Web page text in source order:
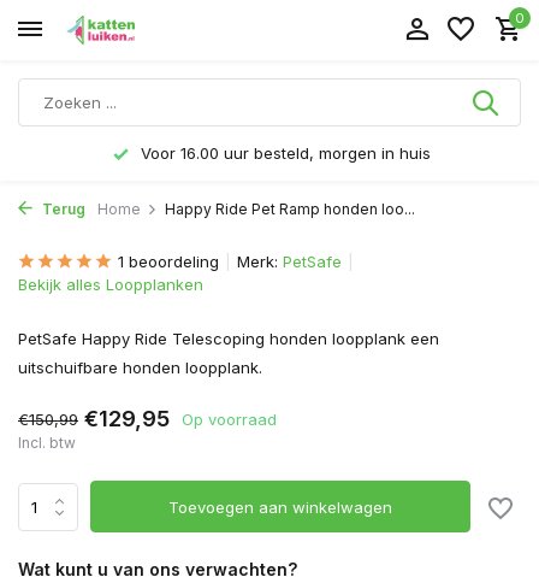
0
Voor 16.00 uur besteld, morgen in huis
Terug Home Happy Ride Pet Ramp honden loo...
1 beoordeling Merk: PetSafe
Bekijk alles Loopplanken
PetSafe Happy Ride Telescoping honden loopplank een
uitschuifbare honden loopplank.
€150,99 €129,95 Op voorraad
Incl. btw
Toevoegen aan winkelwagen
Wat kunt u van ons verwachten?